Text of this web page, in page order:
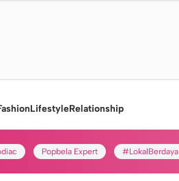
LifestyleRelationship
Popbela Expert #LokalBerdaya